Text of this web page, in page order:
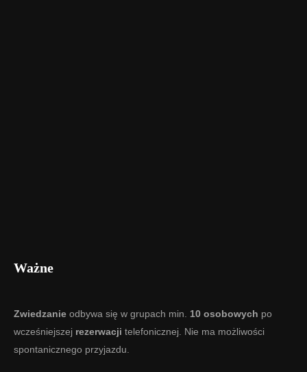
Ważne
Zwiedzanie odbywa się w grupach min. 10 osobowych po
wcześniejszej rezerwacji telefonicznej. Nie ma możliwości
spontanicznego przyjazdu.